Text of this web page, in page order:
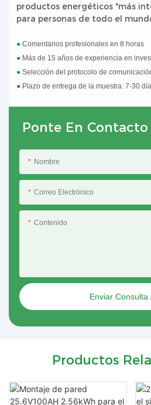
productos energéticos "más
para personas de todo el
●Comentarios profesionales en 8 horas
● Más de 15 años de experiencia en
●Selección del protocolo de
● Plazo de entrega de la muestra: 7-30
Ponte En
Nombre
Correo Electrónico
Contenido
Enviar Consulta
Productos